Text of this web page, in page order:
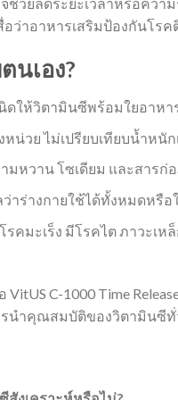
ว่าอาหารเสริมป้องกันโรค
นเอง?
ให้วิตามินซีพร้อมใยอาหา
น่วย ไม่เปรียบเทียบน้ำหนัก
มหวาน โซเดียม และสารก่
ร่างกายใช้ได้ทั้งหมดหรือ
คมะเร็ง มีโรคไต ภาวะเ
C-1000 Time
นำคุณสมบัติของวิตามินซี